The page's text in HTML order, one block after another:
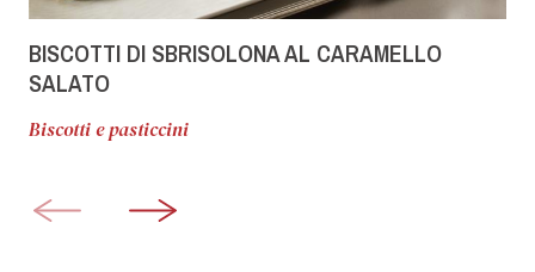
BISCOTTI DI SBRISOLONA AL CARAMELLO
SALATO
Biscotti e pasticcini